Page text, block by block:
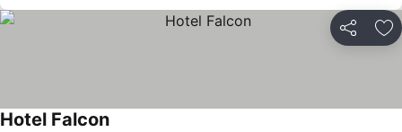
Partilhar
Hotel Falcon